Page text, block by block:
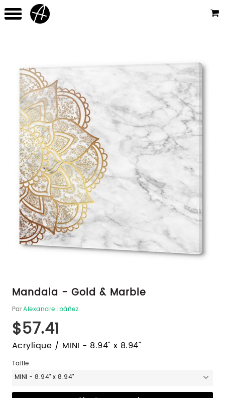
Mandala - Gold & Marble
ParAlexandre Ibáñez
$57.41
Acrylique / MINI - 8.94" x 8.94"
Taille
MINI - 8.94" x 8.94"